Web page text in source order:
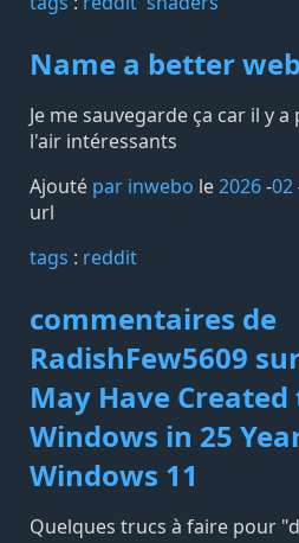
Name a better
Je me sauvegarde ça car il y
l'air intéressants
Ajouté par inwebo le2026-02
url
tags️ : reddit
commentaires de
RadishFew5609
May Have
Windows in 25
Windows 11
Quelques trucs à faire pour